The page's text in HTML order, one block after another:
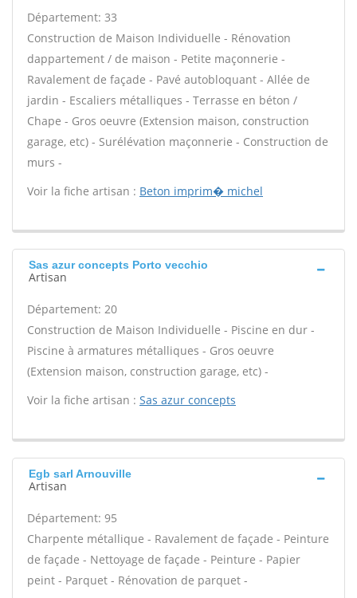
Département: 33
Construction de Maison Individuelle - Rénovation
dappartement / de maison - Petite maçonnerie -
Ravalement de façade - Pavé autobloquant - Allée de
jardin - Escaliers métalliques - Terrasse en béton /
Chape - Gros oeuvre (Extension maison, construction
garage, etc) - Surélévation maçonnerie - Construction de
murs -
Voir la fiche artisan : Beton imprim� michel
Sas azur concepts Porto vecchio
Artisan
Département: 20
Construction de Maison Individuelle - Piscine en dur -
Piscine à armatures métalliques - Gros oeuvre
(Extension maison, construction garage, etc) -
Voir la fiche artisan : Sas azur concepts
Egb sarl Arnouville
Artisan
Département: 95
Charpente métallique - Ravalement de façade - Peinture
de façade - Nettoyage de façade - Peinture - Papier
peint - Parquet - Rénovation de parquet -